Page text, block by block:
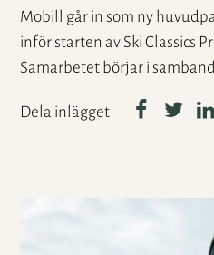
Mobill går in som ny
inför starten av Ski Classics
Samarbetet börjar i
Dela inlägget